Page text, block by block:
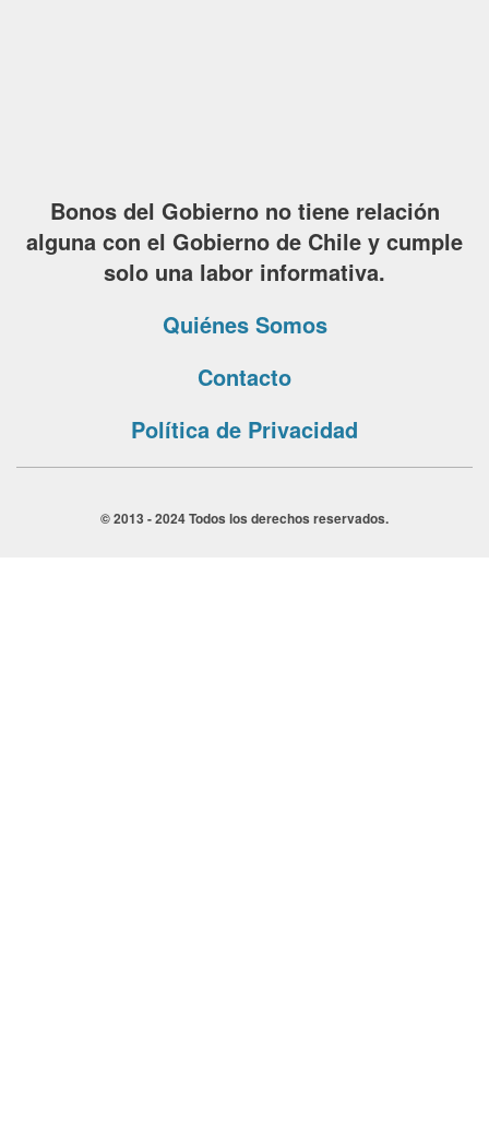
Bonos del Gobierno no tiene relación
alguna con el Gobierno de Chile y cumple
solo una labor informativa.
Quiénes Somos
Contacto
Política de Privacidad
© 2013 - 2024 Todos los derechos reservados.